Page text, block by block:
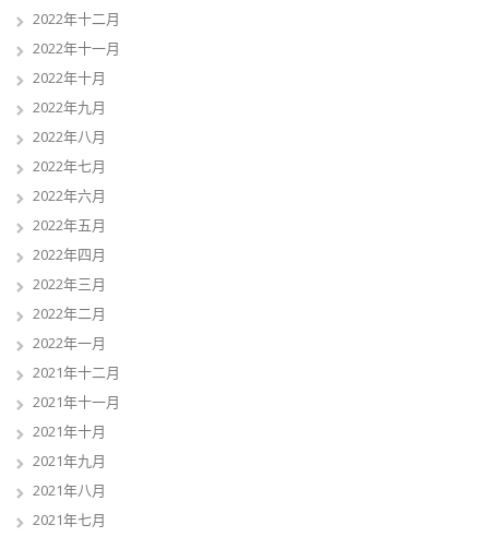
2022年十二月
2022年十一月
2022年十月
2022年九月
2022年八月
2022年七月
2022年六月
2022年五月
2022年四月
2022年三月
2022年二月
2022年一月
2021年十二月
2021年十一月
2021年十月
2021年九月
2021年八月
2021年七月